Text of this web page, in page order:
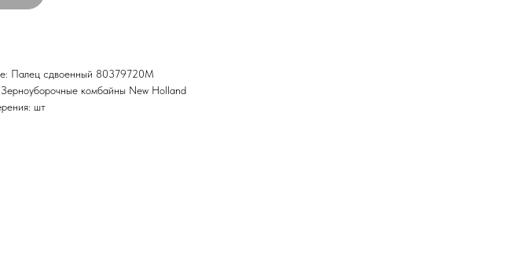
Палец сдвоенный 80379720M
комбайны New Holland
шт